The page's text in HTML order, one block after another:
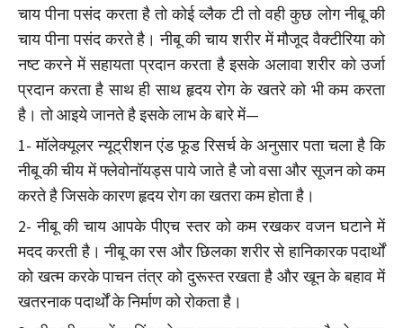
चाय पीना पसंद करता है तो कोई व्लैक टी तो वही कुछ लोग नीबू की
चाय पीना पसंद करते है। नीबू की चाय शरीर में मौजूद वैक्टीरिया को
नष्ट करने में सहायता प्रदान करता है इसके अलावा शरीर को उर्जा
प्रदान करता है साथ ही साथ हृदय रोग के खतरे को भी कम करता
है। तो आइये जानते है इसके लाभ के बारे में—
1- मॉलेक्यूलर न्यूट्रीशन एंड फूड रिसर्च के अनुसार पता चला है कि
नीबू की चीय में फ्लेवोनॉयड्स पाये जाते है जो वसा और सूजन को कम
करते है जिसके कारण हृदय रोग का खतरा कम होता है।
2- नीबू की चाय आपके पीएच स्तर को कम रखकर वजन घटाने में
मदद करती है। नीबू का रस और छिलका शरीर से हानिकारक पदार्थों
को खत्म करके पाचन तंत्र को दुरूस्त रखता है और खून के बहाव में
खतरनाक पदार्थों के निर्माण को रोकता है।